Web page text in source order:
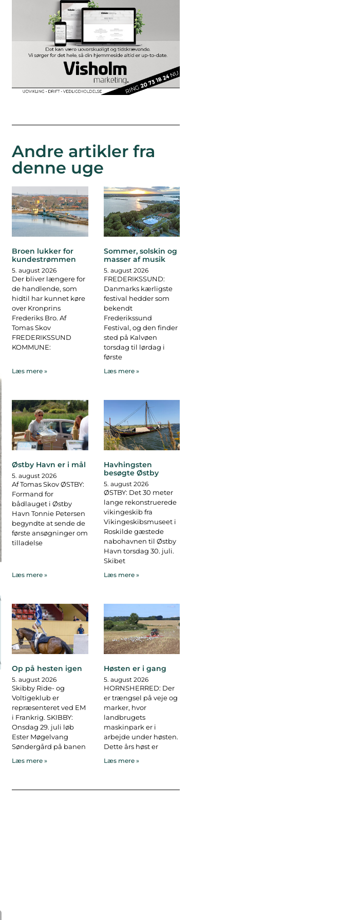
Andre artikler fra
denne uge
Broen lukker for
kundestrømmen
5. august 2026
Der bliver længere for
de handlende, som
hidtil har kunnet køre
over Kronprins
Frederiks Bro. Af
Tomas Skov
FREDERIKSSUND
KOMMUNE:
Læs mere »
Sommer, solskin og
masser af musik
5. august 2026
FREDERIKSSUND:
Danmarks kærligste
festival hedder som
bekendt
Frederikssund
Festival, og den finder
sted på Kalvøen
torsdag til lørdag i
første
Læs mere »
Østby Havn er i mål
5. august 2026
Af Tomas Skov ØSTBY:
Formand for
bådlauget i Østby
Havn Tonnie Petersen
begyndte at sende de
første ansøgninger om
tilladelse
Læs mere »
Havhingsten
besøgte Østby
5. august 2026
ØSTBY: Det 30 meter
lange rekonstruerede
vikingeskib fra
Vikingeskibsmuseet i
Roskilde gæstede
nabohavnen til Østby
Havn torsdag 30. juli.
Skibet
Læs mere »
Op på hesten igen
5. august 2026
Skibby Ride- og
Voltigeklub er
repræsenteret ved EM
i Frankrig. SKIBBY:
Onsdag 29. juli løb
Ester Møgelvang
Søndergård på banen
Læs mere »
Høsten er i gang
5. august 2026
HORNSHERRED: Der
er trængsel på veje og
marker, hvor
landbrugets
maskinpark er i
arbejde under høsten.
Dette års høst er
Læs mere »